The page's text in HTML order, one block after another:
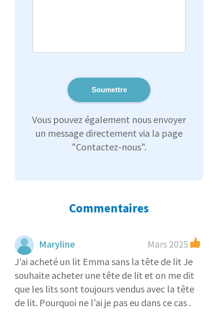
Soumettre
Vous pouvez également nous envoyer
un message directement via la page
"Contactez-nous".
Commentaires
Maryline
Mars 2025
J’ai acheté un lit Emma sans la tête de lit Je
souhaite acheter une tête de lit et on me dit
que les lits sont toujours vendus avec la tête
de lit. Pourquoi ne l’ai je pas eu dans ce cas .